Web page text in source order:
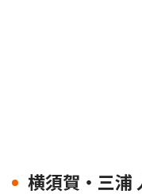
横須賀・三浦